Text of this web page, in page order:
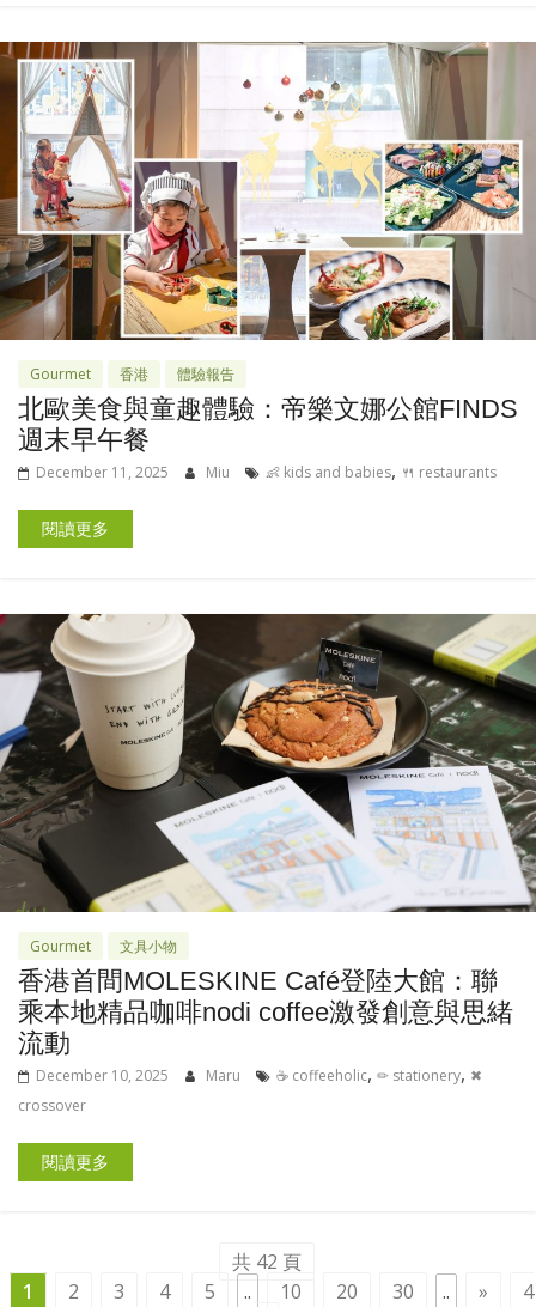
Gourmet 香港 體驗報告
北歐美食與童趣體驗：帝樂文娜公館FINDS
週末早午餐
December 11, 2025 Miu 👶 kids and babies, 🍴 restaurants
閱讀更多
Gourmet 文具小物
香港首間MOLESKINE Café登陸大館：聯
乘本地精品咖啡nodi coffee激發創意與思緒
流動
December 10, 2025 Maru ☕ coffeeholic, ✏ stationery, ✖
crossover
閱讀更多
共 42 頁
1
2 3 4 5 .. 10 20 30 .. »
4